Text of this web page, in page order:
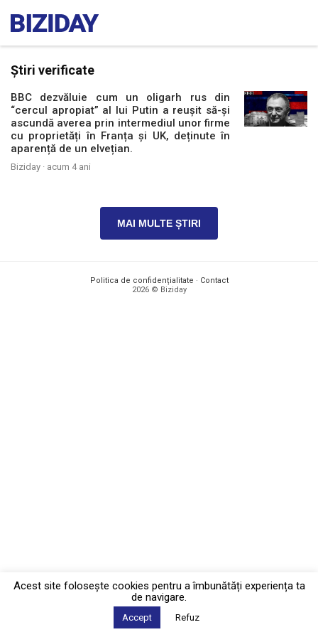
Știri verificate
BBC dezvăluie cum un oligarh rus din
“cercul apropiat” al lui Putin a reușit să-și
ascundă averea prin intermediul unor firme
cu proprietăți în Franța și UK, deținute în
aparență de un elvețian.
Biziday · acum 4 ani
MAI MULTE ȘTIRI
Politica de confidențialitate · Contact
2026 © Biziday
Acest site foloseşte cookies pentru a îmbunătăți experiența ta
de navigare.
Accept Refuz